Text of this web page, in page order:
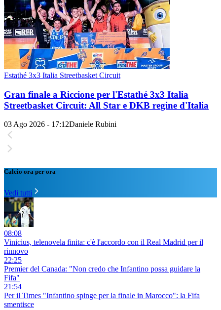
Estathé 3x3 Italia Streetbasket Circuit
Gran finale a Riccione per l'Estathé 3x3 Italia
Streetbasket Circuit: All Star e DKB regine d'Italia
03 Ago 2026 - 17:12Daniele Rubini
Calcio ora per ora
Vedi tutti
08:08
Vinicius, telenovela finita: c'è l'accordo con il Real Madrid per il
rinnovo
22:25
Premier del Canada: "Non credo che Infantino possa guidare la
Fifa"
21:54
Per il Times "Infantino spinge per la finale in Marocco": la Fifa
smentisce